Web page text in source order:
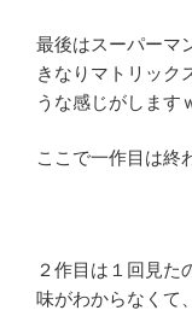
最後はスーパーマ
きなりマトリック
うな感じがします
ここで一作目は終
２作目は１回見た
味がわからなくて